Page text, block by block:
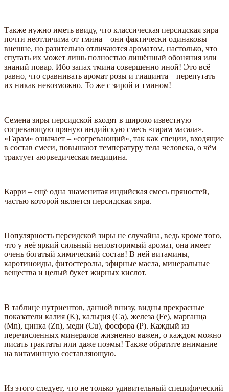
Также нужно иметь ввиду, что классическая персидская зира
почти неотличима от тмина – они фактически одинаковы
внешне, но разительно отличаются ароматом, настолько, что
спутать их может лишь полностью лишённый обоняния или
знаний повар. Ибо запах тмина совершенно иной! Это всё
равно, что сравнивать аромат розы и гиацинта – перепутать
их никак невозможно. То же с зирой и тмином!
Семена зиры персидской входят в широко известную
согревающую пряную индийскую смесь «гарам масала».
«Гарам» означает – «согревающий», так как специи, входящие
в состав смеси, повышают температуру тела человека, о чём
трактует аюрведическая медицина.
Карри – ещё одна знаменитая индийская смесь пряностей,
частью которой является персидская зира.
Популярность персидской зиры не случайна, ведь кроме того,
что у неё яркий сильный неповторимый аромат, она имеет
очень богатый химический состав! В ней витамины,
каротиноиды, фитостеролы, эфирные масла, минеральные
вещества и целый букет жирных кислот.
В таблице нутриентов, данной внизу, видны прекрасные
показатели калия (K), кальция (Ca), железа (Fe), марганца
(Mn), цинка (Zn), меди (Cu), фосфора (P). Каждый из
перечисленных минералов жизненно важен, о каждом можно
писать трактаты или даже поэмы! Также обратите внимание
на витаминную составляющую.
Из этого следует, что не только удивительный специфический